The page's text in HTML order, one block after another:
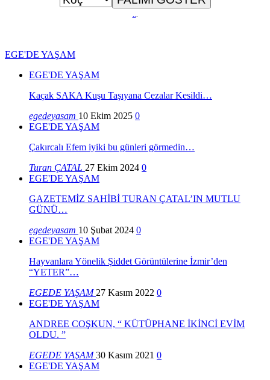
EGE'DE YAŞAM
EGE'DE YAŞAM
Kaçak SAKA Kuşu Taşıyana Cezalar Kesildi…
egedeyasam 10 Ekim 2025 0
EGE'DE YAŞAM
Çakırcalı Efem iyiki bu günleri görmedin…
Turan ÇATAL 27 Ekim 2024 0
EGE'DE YAŞAM
GAZETEMİZ SAHİBİ TURAN ÇATAL’IN MUTLU
GÜNÜ…
egedeyasam 10 Şubat 2024 0
EGE'DE YAŞAM
Hayvanlara Yönelik Şiddet Görüntülerine İzmir’den
“YETER”…
EGEDE YAŞAM 27 Kasım 2022 0
EGE'DE YAŞAM
ANDREE COŞKUN, “ KÜTÜPHANE İKİNCİ EVİM
OLDU. ”
EGEDE YAŞAM30 Kasım 2021 0
EGE'DE YAŞAM